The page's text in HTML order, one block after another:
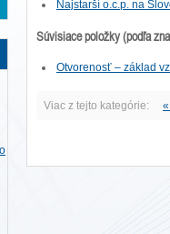
Najstarší o.c.p. na
Súvisiace položky (podľa
Otvorenosť – základ
Viac z tejto kategórie: